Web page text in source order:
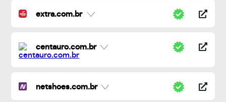
extra.com.br
centauro.com.br
netshoes.com.br